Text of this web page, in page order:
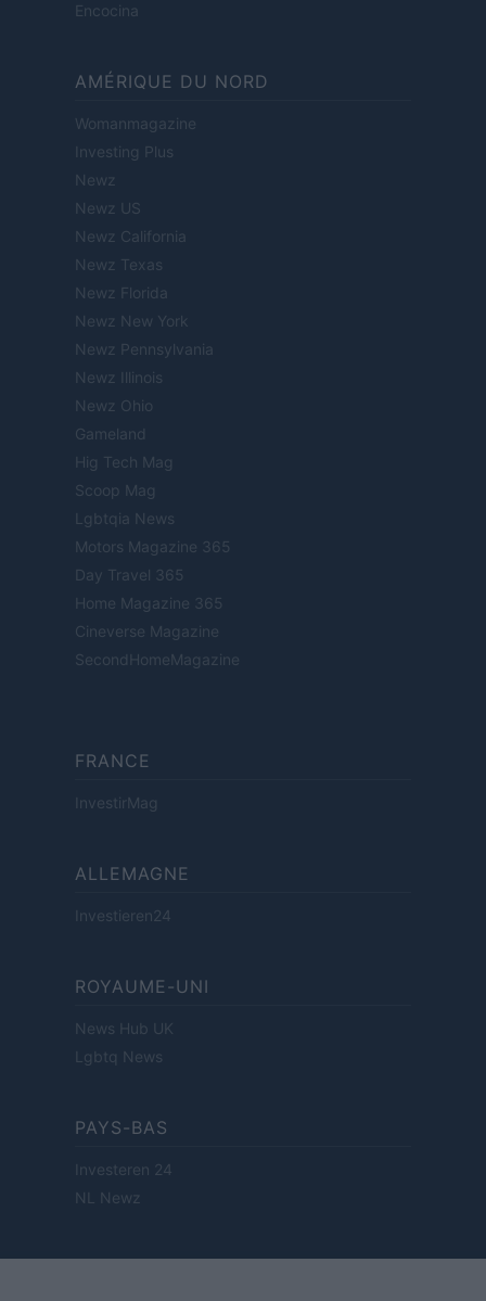
Encocina
AMÉRIQUE DU NORD
Womanmagazine
Investing Plus
Newz
Newz US
Newz California
Newz Texas
Newz Florida
Newz New York
Newz Pennsylvania
Newz Illinois
Newz Ohio
Gameland
Hig Tech Mag
Scoop Mag
Lgbtqia News
Motors Magazine 365
Day Travel 365
Home Magazine 365
Cineverse Magazine
SecondHomeMagazine
FRANCE
InvestirMag
ALLEMAGNE
Investieren24
ROYAUME-UNI
News Hub UK
Lgbtq News
PAYS-BAS
Investeren 24
NL Newz